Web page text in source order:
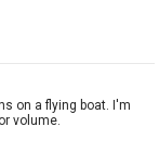
on a flying boat. I'm
volume.